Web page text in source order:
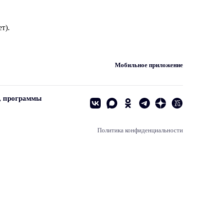
Мобильное приложение
программы
Политика конфиденциальности